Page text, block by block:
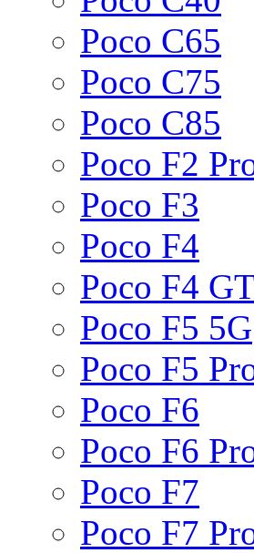
Poco C65
Poco C75
Poco C85
Poco F2
Poco F3
Poco F4
Poco F4
Poco F5 5G
Poco F5
Poco F6
Poco F6
Poco F7
Poco F7